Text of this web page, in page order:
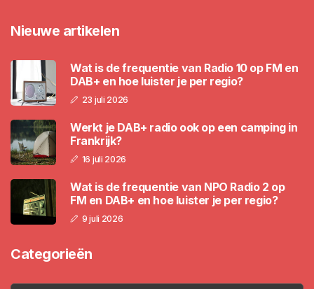
Nieuwe artikelen
Wat is de frequentie van Radio 10 op FM en
DAB+ en hoe luister je per regio?
23 juli 2026
Werkt je DAB+ radio ook op een camping in
Frankrijk?
16 juli 2026
Wat is de frequentie van NPO Radio 2 op
FM en DAB+ en hoe luister je per regio?
9 juli 2026
Categorieën